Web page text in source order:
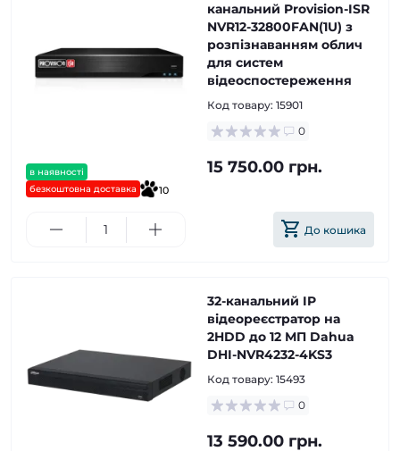
в наявності
безкоштовна доставка
10
канальний Provision-ISR
NVR12-32800FAN(1U) з
розпізнаванням облич
для систем
відеоспостереження
Код товару: 15901
0
15 750.00 грн.
До кошика
32-канальний IP
відеореєстратор на
2HDD до 12 МП Dahua
DHI-NVR4232-4KS3
Код товару: 15493
0
13 590.00 грн.